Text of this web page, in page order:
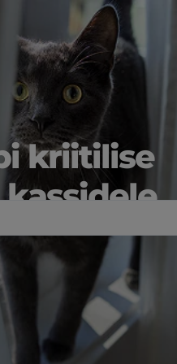
kriitilise
kassidele